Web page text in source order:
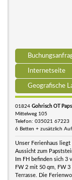
Internetseite
Geografische
01824 Gohrisch OT
Mittelweg 105
Telefon: 035021 67223
6 Betten + zusätzlich
Unser Ferienhaus
Aussicht zum
Im FH befinden sich 3
FW 2 mit 50 qm, FW
Terrasse. Die